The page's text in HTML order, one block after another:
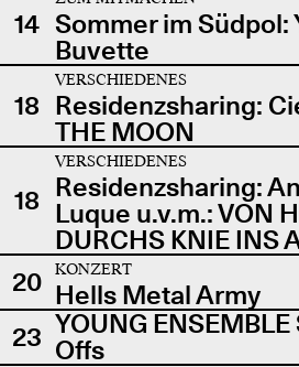
14 Sommer im Südpol:
Buvette
18
VERSCHIEDENES
Residenzsharing:
THE MOON
18
VERSCHIEDENES
Residenzsharing:
Luque u.v.m.: VON
DURCHS KNIE INS
20
KONZERT
Hells Metal Army
23 YOUNG
Offs